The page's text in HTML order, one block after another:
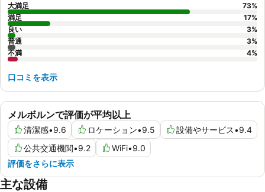
メルボルンで評価が平均以上
清潔感•9.6 ロケーション•9.5 設備やサービス•9.4
公共交通機関•9.2 WiFi•9.0
評価をさらに表示
大満足 73%
満足
17%
良い
3%
普通
3%
不満
4%
口コミを表示
主な設備